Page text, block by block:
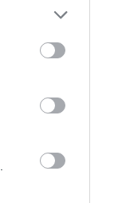
more Google
may click to
party tags to
below Google